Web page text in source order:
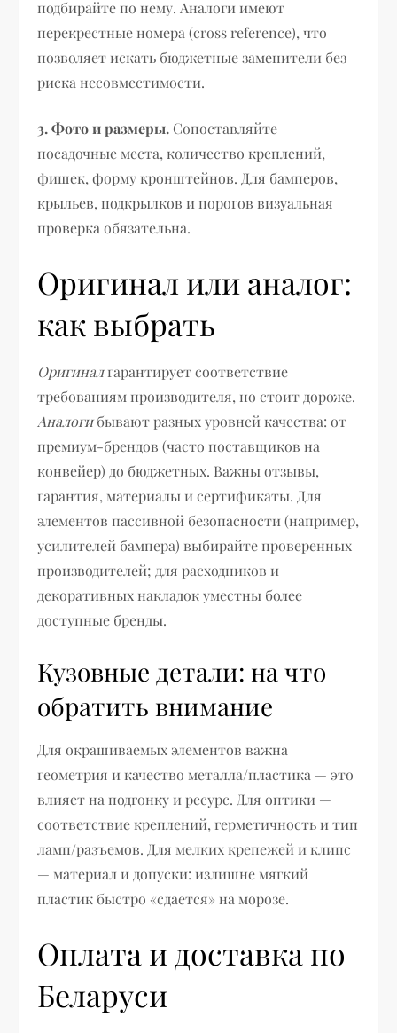
подбирайте по нему. Аналоги имеют
перекрестные номера (cross reference), что
позволяет искать бюджетные заменители без
риска несовместимости.
3. Фото и размеры. Сопоставляйте
посадочные места, количество креплений,
фишек, форму кронштейнов. Для бамперов,
крыльев, подкрылков и порогов визуальная
проверка обязательна.
Оригинал или аналог:
как выбрать
Оригиналгарантирует соответствие
требованиям производителя, но стоит дороже.
Аналогибывают разных уровней качества: от
премиум-брендов (часто поставщиков на
конвейер) до бюджетных. Важны отзывы,
гарантия, материалы и сертификаты. Для
элементов пассивной безопасности (например,
усилителей бампера) выбирайте проверенных
производителей; для расходников и
декоративных накладок уместны более
доступные бренды.
Кузовные детали: на что
обратить внимание
Для окрашиваемых элементов важна
геометрия и качество металла/пластика — это
влияет на подгонку и ресурс. Для оптики —
соответствие креплений, герметичность и тип
ламп/разъемов. Для мелких крепежей и клипс
— материал и допуски: излишне мягкий
пластик быстро «сдается» на морозе.
Оплата и доставка по
Беларуси